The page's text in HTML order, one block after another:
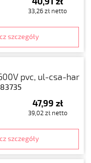
33,26 zł netto
szczegóły
pvc, ul-csa-har
83735
47,99 zł
39,02 zł netto
szczegóły